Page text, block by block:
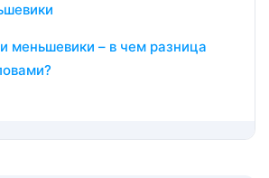
меньшевики – в чем разница